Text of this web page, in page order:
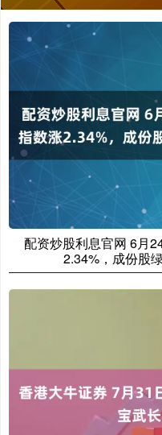
配资炒股利息官网 6月
2.34%，成份股